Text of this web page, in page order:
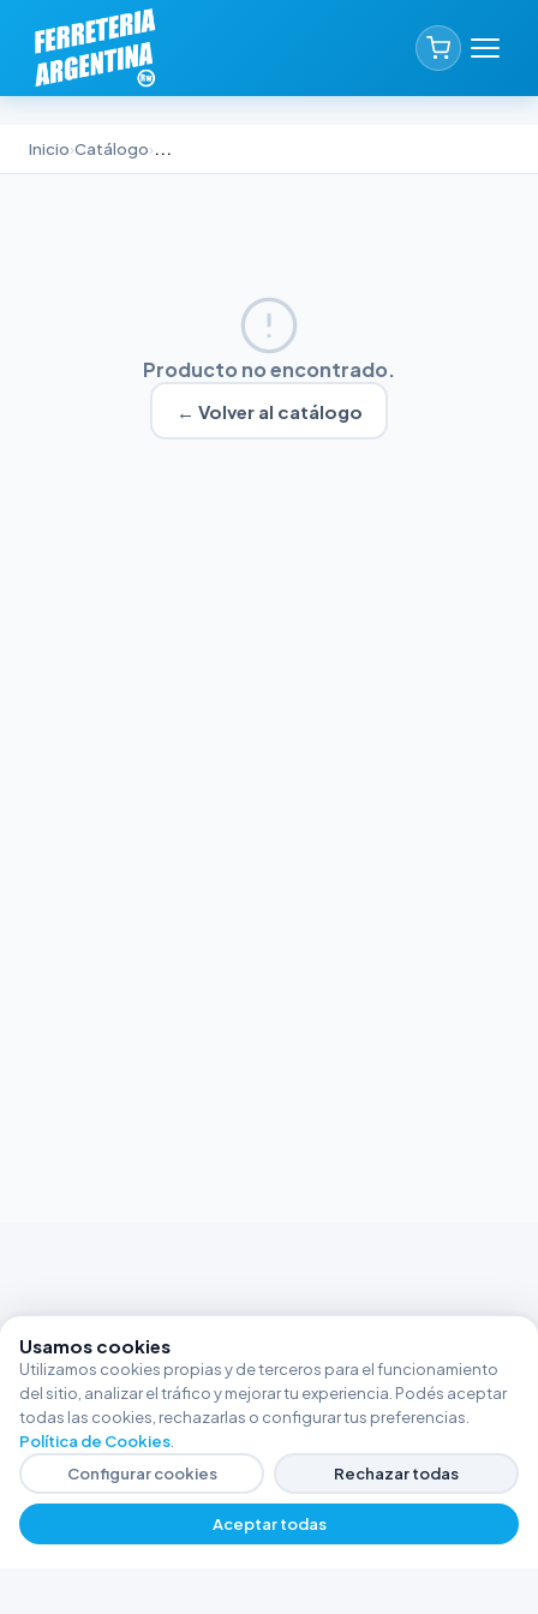
Inicio›Catálogo›...
Producto no encontrado.
← Volver al catálogo
Usamos cookies
Utilizamos cookies propias y de terceros para el funcionamiento
del sitio, analizar el tráfico y mejorar tu experiencia. Podés aceptar
todas las cookies, rechazarlas o configurar tus preferencias.
Política de Cookies
Configurar cookies
Rechazar todas
Aceptar todas